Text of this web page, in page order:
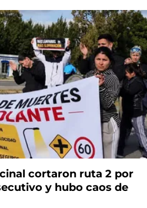
cortaron ruta 2 por
y hubo caos de